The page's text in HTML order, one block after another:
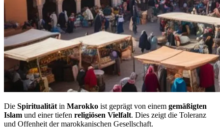
Die Spiritualität in Marokko ist geprägt von einem gemäßigten
Islam und einer tiefen religiösen Vielfalt. Dies zeigt die Toleranz
und Offenheit der marokkanischen Gesellschaft.